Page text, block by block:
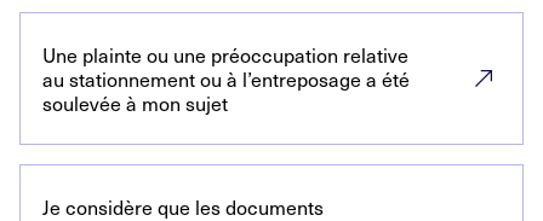
Une plainte ou une préoccupation relative
au stationnement ou à l’entreposage a été
soulevée à mon sujet
Je considère que les documents